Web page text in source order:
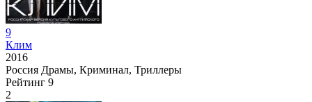
9
Клим
2016
Россия Драмы, Криминал, Триллеры
Рейтинг 9
2